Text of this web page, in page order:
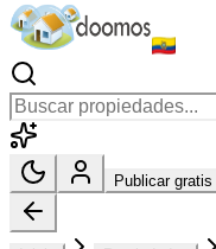
Publicar gratis